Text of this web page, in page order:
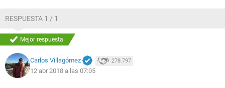
RESPUESTA 1 / 1
Mejor respuesta
Carlos Villagómez 278.797
12 abr 2018 a las 07:05